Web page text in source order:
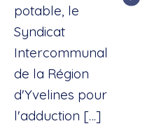
potable, le
Syndicat
Intercommunal
de la Région
d'Yvelines pour
l'adduction […]